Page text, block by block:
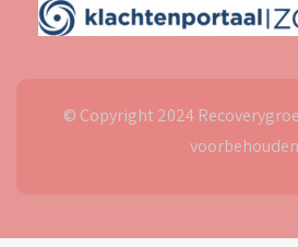
© Copyright 2024
voorbehouden